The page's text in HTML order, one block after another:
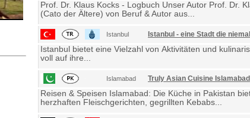
Prof. Dr. Klaus Kocks - Logbuch Unser Autor Prof. Dr.
(Cato der Ältere) von Beruf & Autor aus...
Istanbul Istanbul - eine Stadt die
Istanbul bietet eine Vielzahl von Aktivitäten und
voll auf ihre...
Islamabad Truly Asian Cuisine Islamabad
Reisen & Speisen Islamabad: Die Küche in Pakistan
herzhaften Fleischgerichten, gegrillten Kebabs...